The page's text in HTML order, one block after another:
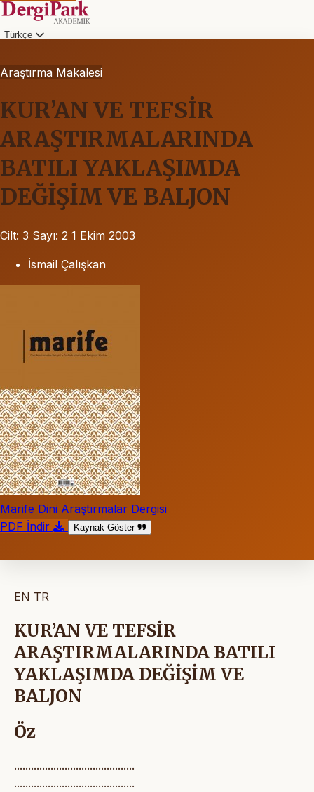
Türkçe
Araştırma Makalesi
KUR’AN VE TEFSİR
ARAŞTIRMALARINDA
BATILI YAKLAŞIMDA
DEĞİŞİM VE BALJON
Cilt: 3 Sayı: 2 1 Ekim 2003
İsmail Çalışkan
Marife Dini Araştırmalar Dergisi
PDF İndir
Kaynak Göster
EN TR
KUR’AN VE TEFSİR
ARAŞTIRMALARINDA BATILI
YAKLAŞIMDA DEĞİŞİM VE
BALJON
Öz
...........................................
...........................................